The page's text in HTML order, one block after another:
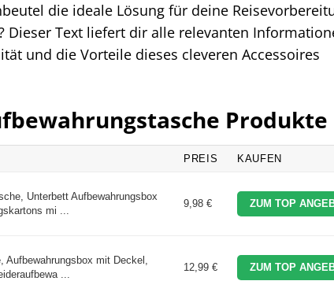
die ideale Lösung für deine
Text liefert dir alle relevanten
und die Vorteile dieses cleveren Accessoires
Produkte
PREIS KAUFEN
Unterbett Aufbewahrungsbox
mi ...
9,98 € ZUM TOP
Aufbewahrungsbox mit Deckel,
...
12,99 € ZUM TOP